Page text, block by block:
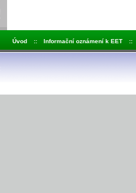
Úvod :: Informační oznámení k EET ::